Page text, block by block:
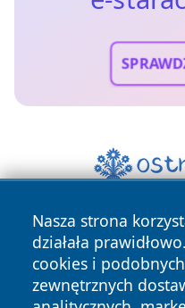
Nasza strona
działała
cookies i
zewnętrznych